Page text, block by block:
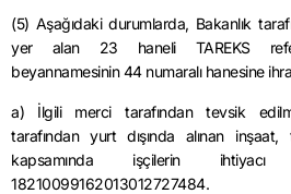
(5) Aşağıdaki durumlarda, Bakanlık
yer alan 23 haneli TAREKS
beyannamesinin 44 numaralı hanesine
a) İlgili merci tarafından tevsik
tarafından yurt dışında alınan
kapsamında işçilerin
18210099162013012727484.